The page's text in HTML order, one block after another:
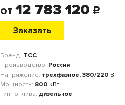
от 12 783 120 c
Заказать
Бренд: ТСС
Производство: Россия
Напряжение: трехфазное, 380/220 В
Мощность: 800 кВт
Тип топлива: дизельное